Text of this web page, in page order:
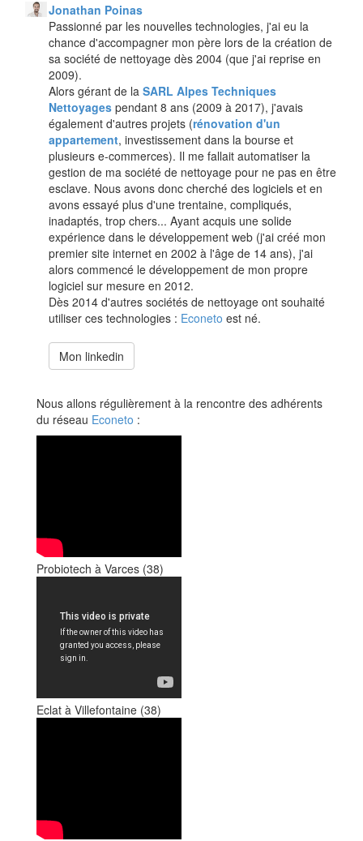
Jonathan Poinas
Passionné par les nouvelles technologies, j'ai eu la
chance d'accompagner mon père lors de la création de
sa société de nettoyage dès 2004 (que j'ai reprise en
2009).
Alors gérant de la SARL Alpes Techniques
Nettoyages pendant 8 ans (2009 à 2017), j'avais
également d'autres projets (rénovation d'un
appartement, investissement dans la bourse et
plusieurs e-commerces). Il me fallait automatiser la
gestion de ma société de nettoyage pour ne pas en être
esclave. Nous avons donc cherché des logiciels et en
avons essayé plus d'une trentaine, compliqués,
inadaptés, trop chers... Ayant acquis une solide
expérience dans le développement web (j'ai créé mon
premier site internet en 2002 à l'âge de 14 ans), j'ai
alors commencé le développement de mon propre
logiciel sur mesure en 2012.
Dès 2014 d'autres sociétés de nettoyage ont souhaité
utiliser ces technologies : Econeto est né.
Mon linkedin
Nous allons régulièrement à la rencontre des adhérents
du réseau Econeto :
Probiotech à Varces (38)
Eclat à Villefontaine (38)